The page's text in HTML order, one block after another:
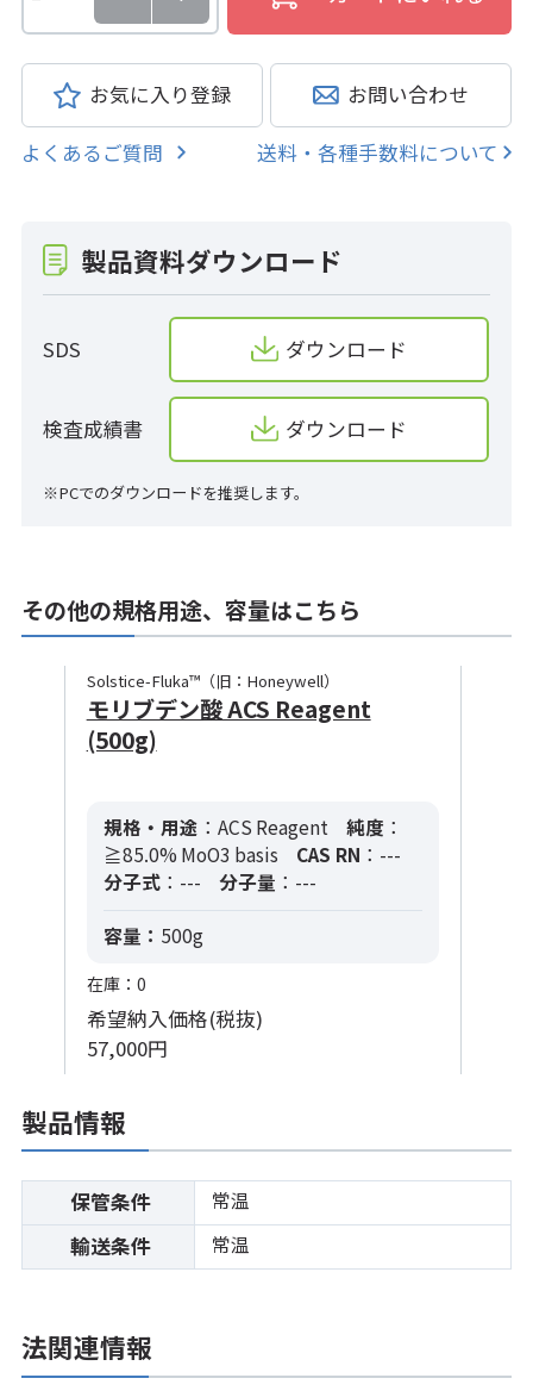
お気に入り登録 お問い合わせ
よくあるご質問 送料・各種手数料について
製品資料ダウンロード
SDS ダウンロード
検査成績書 ダウンロード
※PCでのダウンロードを推奨します。
その他の規格用途、容量はこちら
Solstice-Fluka™（旧：Honeywell）
モリブデン酸 ACS Reagent
(500g)
規格・用途 ：ACS Reagent 純度 ：
≧85.0% MoO3 basis
CAS RN ：---
分子式：--- 分子量 ：---
容量： 500g
在庫：0
希望納入価格(税抜)
57,000円
製品情報
保管条件 常温
輸送条件 常温
法関連情報